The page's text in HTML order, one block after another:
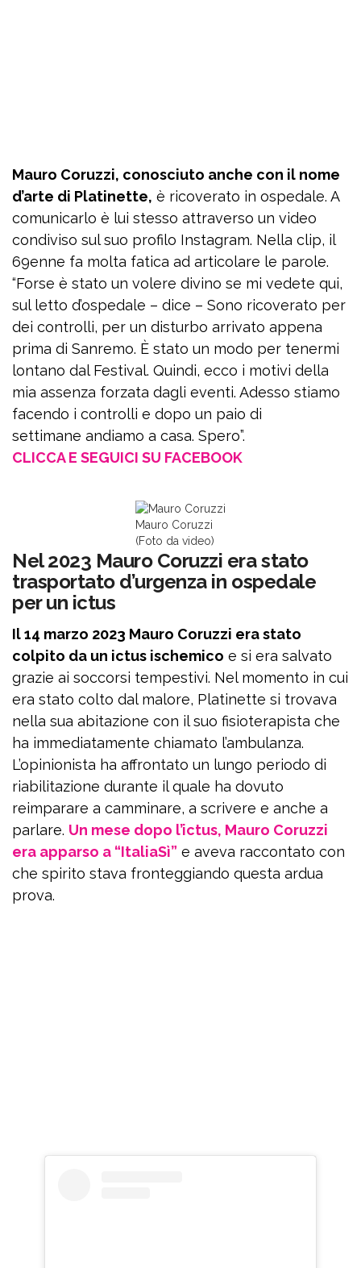
Mauro Coruzzi, conosciuto anche con il nome
d’arte di Platinette, è ricoverato in ospedale. A
comunicarlo è lui stesso attraverso un video
condiviso sul suo profilo Instagram. Nella clip, il
69enne fa molta fatica ad articolare le parole.
“Forse è stato un volere divino se mi vedete qui,
sul letto d’ospedale – dice – Sono ricoverato per
dei controlli, per un disturbo arrivato appena
prima di Sanremo. È stato un modo per tenermi
lontano dal Festival. Quindi, ecco i motivi della
mia assenza forzata dagli eventi. Adesso stiamo
facendo i controlli e dopo un paio di
settimane andiamo a casa. Spero”.
CLICCA E SEGUICI SU FACEBOOK
Mauro Coruzzi
(Foto da video)
Nel 2023 Mauro Coruzzi era stato
trasportato d’urgenza in ospedale
per un ictus
Il 14 marzo 2023 Mauro Coruzzi era stato
colpito da un ictus ischemico e si era salvato
grazie ai soccorsi tempestivi. Nel momento in cui
era stato colto dal malore, Platinette si trovava
nella sua abitazione con il suo fisioterapista che
ha immediatamente chiamato l’ambulanza.
L’opinionista ha affrontato un lungo periodo di
riabilitazione durante il quale ha dovuto
reimparare a camminare, a scrivere e anche a
parlare. Un mese dopo l’ictus, Mauro Coruzzi
era apparso a “ItaliaSì” e aveva raccontato con
che spirito stava fronteggiando questa ardua
prova.